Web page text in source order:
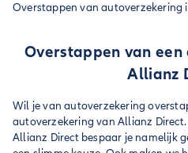
Overstappen van autoverzekering
Overstappen van
Allianz
Wil je van autoverzekering
autoverzekering van Allianz
Allianz Direct bespaar je namelijk